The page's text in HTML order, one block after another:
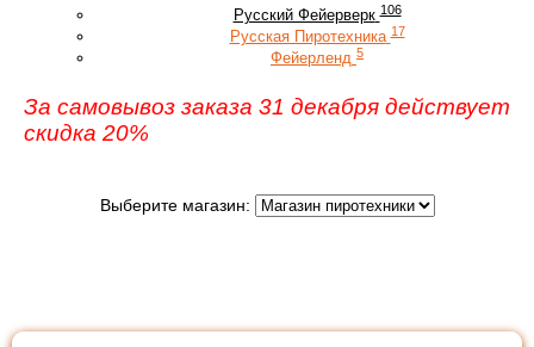
Русский Фейерверк 106
Русская Пиротехника 17
Фейерленд 5
За самовывоз заказа 31 декабря действует
скидка 20%
Выберите магазин: